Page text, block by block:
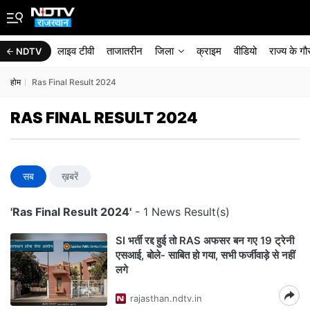
NDTV लाइव टीवी ताजातरीन जिला क्राइम वीडियो राज्‍य के
होम Ras Final Result 2024
RAS FINAL RESULT 2024
सब ख़बरें
'Ras Final Result 2024' - 1 News Result(s)
SI भर्ती रद्द हुई तो RAS अफसर बन गए 19 ट्रेनी
एसआई, बोले- साबित हो गया, सभी फर्जीवाड़े से नहीं
लगे
rajasthan.ndtv.in